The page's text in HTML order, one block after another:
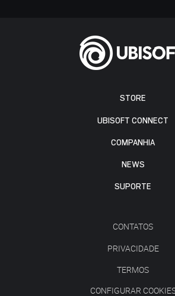
STORE
UBISOFT CONNECT
COMPANHIA
NEWS
SUPORTE
CONTATOS
PRIVACIDADE
TERMOS
CONFIGURAR